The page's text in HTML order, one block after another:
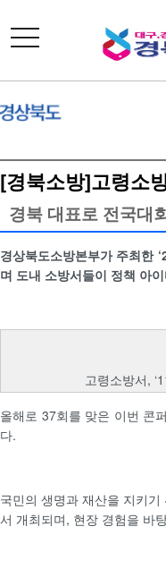
toggle
navigation
[경북소방]고령소
경북 대표로 전국대
경상북도소방본부가 주최한
며 도내 소방서들이 정책 아
고령소방서,
올해로 37회를 맞은 이번 콘
다.
국민의 생명과 재산을 지키
서 개최되며, 현장 경험을 바